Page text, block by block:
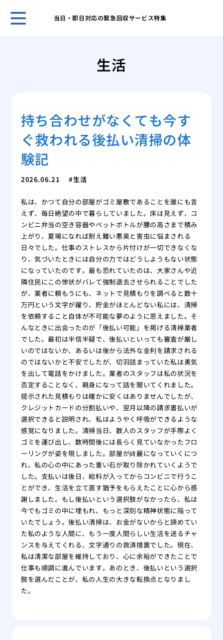
当日・即日対応の緊急回収サービス特集
生活
持ち合わせがなくても今す
ぐ救われる後払い清掃の体
験記
2026.06.21 生活
私は、かつて自分の部屋がゴミ屋敷であることを誰にも言
えず、毎日絶望の中で暮らしていました。床は見えず、コ
ンビニ弁当の空き容器やペットボトルが腰の高さまで積み
上がり、夏場になれば耐え難い悪臭と害虫に悩まされる
日々でした。仕事のストレスから片付けが一切できなくな
り、気づいたときには自分の力ではどうしようもない状態
になっていたのです。最も恐れていたのは、大家さんや近
隣住民にこの惨状がバレて強制退去させられることでした
が、業者に頼もうにも、ネットで見積もりを調べると数十
万円という文字が躍り、貯金がほとんどない私には、清掃
を依頼すること自体が不可能な夢のように思えました。そ
んなときに出会ったのが「後払い可能」を掲げる清掃業者
でした。最初は半信半疑で、後払いといっても審査が厳し
いのではないか、あるいは後から法外な金利を請求される
のではないかと不安でしたが、切羽詰まっていた私は勇気
を出して電話をかけました。業者のスタッフは私の状況を
否定することなく、親身になって話を聞いてくれました。
提示された見積もりは確かに安くはありませんでしたが、
クレジットカードの分割払いや、翌月以降の請求書払いが
選択できると説明され、私はようやく呼吸ができるような
感覚になりました。清掃当日、数人のスタッフが手際よく
ゴミを運び出し、数時間後には長らく見ていなかったフロ
ーリングが姿を現しました。部屋が綺麗になっていくにつ
れ、私の心の中にあった重い石が取り除かれていくようで
した。支払いは後日、給料が入ってからコンビニで行うこ
とができ、生活を立て直す猶予をもらえたことに心から感
謝しました。もし後払いという選択肢がなかったら、私は
今でもゴミの中に埋もれ、もっと深刻な精神状態に陥って
いたでしょう。後払い清掃は、お金がないからと諦めてい
た私のような人間に、もう一度人間らしい生活を送るチャ
ンスを与えてくれる、文字通りの救済措置でした。現在、
私は清潔な部屋を維持しており、心に余裕ができたことで
仕事も順調に進んでいます。あのとき、後払いという選択
肢を選んだことが、私の人生の大きな転換点となりまし
た。